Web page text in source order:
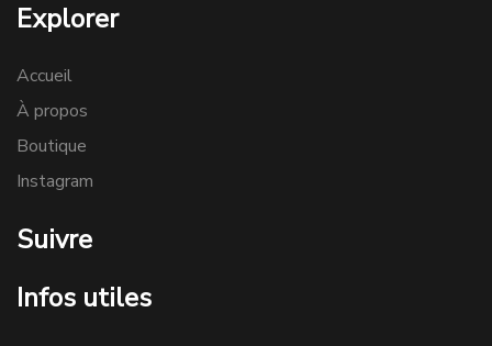
Explorer
Accueil
À propos
Boutique
Instagram
Suivre
Infos utiles